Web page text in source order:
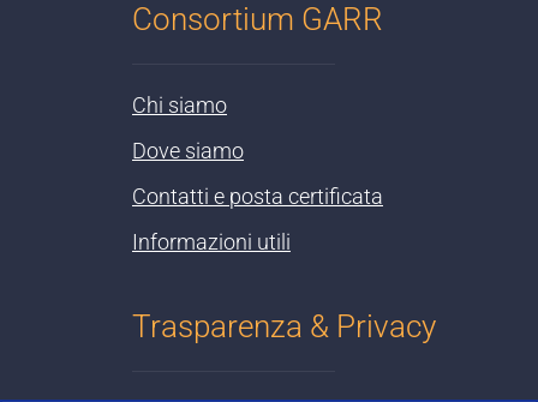
Consortium GARR
Chi siamo
Dove siamo
Contatti e posta certificata
Informazioni utili
Trasparenza & Privacy